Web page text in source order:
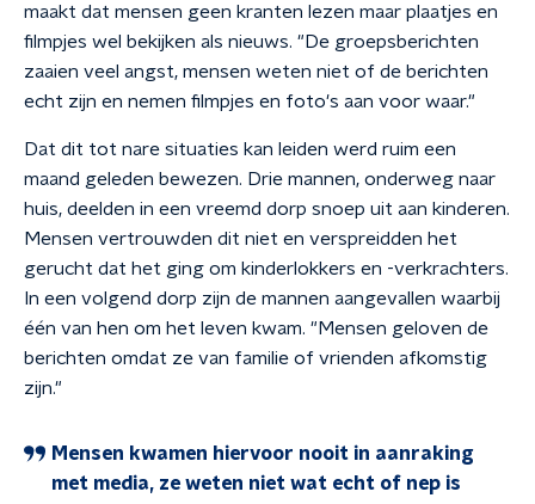
maakt dat mensen geen kranten lezen maar plaatjes en
filmpjes wel bekijken als nieuws. "De groepsberichten
zaaien veel angst, mensen weten niet of de berichten
echt zijn en nemen filmpjes en foto's aan voor waar."
Dat dit tot nare situaties kan leiden werd ruim een
maand geleden bewezen. Drie mannen, onderweg naar
huis, deelden in een vreemd dorp snoep uit aan kinderen.
Mensen vertrouwden dit niet en verspreidden het
gerucht dat het ging om kinderlokkers en -verkrachters.
In een volgend dorp zijn de mannen aangevallen waarbij
één van hen om het leven kwam. "Mensen geloven de
berichten omdat ze van familie of vrienden afkomstig
zijn."
Mensen kwamen hiervoor nooit in aanraking
met media, ze weten niet wat echt of nep is